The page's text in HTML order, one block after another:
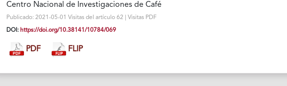
Centro Nacional de Investigaciones de Café
Publicado: 2021-05-01 Visitas del artículo 62 | Visitas PDF
DOI: https://doi.org/10.38141/10784/069
PDF FLIP